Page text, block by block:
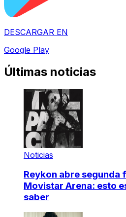
DESCARGAR EN
Google Play
Últimas noticias
Noticias
Reykon abre segunda
Movistar Arena: esto
saber